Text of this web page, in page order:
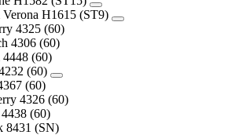
H1615 (ST9)
4325 (60)
4306 (60)
4448 (60)
(60)
(60)
4326 (60)
4438 (60)
8431 (SN)